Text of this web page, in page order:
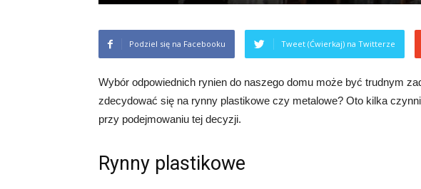
Podziel się na Facebooku Tweet (Ćwierkaj) na Twitterze
Wybór odpowiednich rynien do naszego domu może być trudnym
zdecydować się na rynny plastikowe czy metalowe? Oto kilka
przy podejmowaniu tej decyzji.
Rynny plastikowe